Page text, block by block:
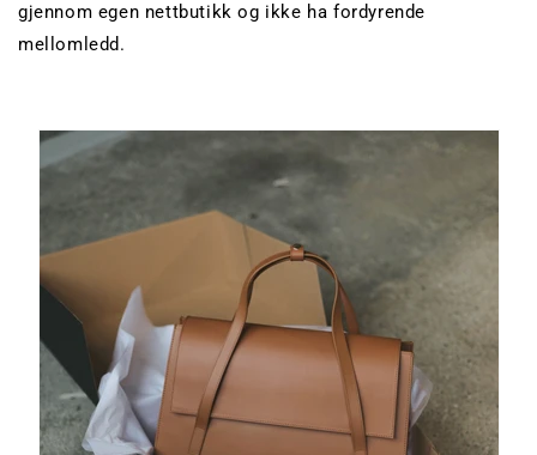
gjennom egen nettbutikk og ikke ha fordyrende
mellomledd.